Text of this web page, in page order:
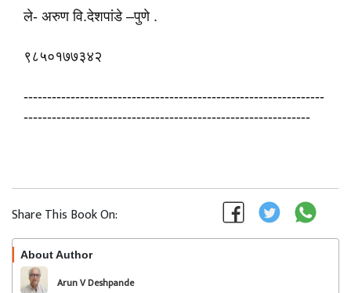
ले- अरुण वि.देशपांडे –पुणे .
९८५०१७७३४२
----------------------------------------------------------------
-------------------------------------------------------------
Share This Book On:
About Author
Arun V Deshpande